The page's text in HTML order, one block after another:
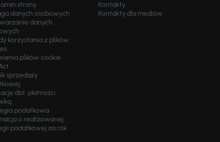
strony
danych osobowych
danych
korzystania z plików
plików cookie
sprzedaży
dot. płatności
podatkowa
o realizowanej
podatkowej za rok
Kontakty
Kontakty dla mediów